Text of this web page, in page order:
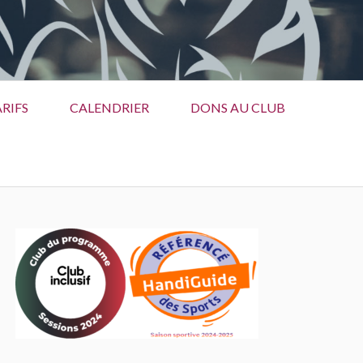
CALENDRIER DONS AU CLUB